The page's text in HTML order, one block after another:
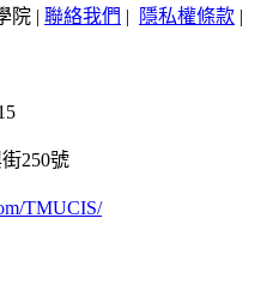
院 | 聯絡我們 | 隱私權條款 |
250號
TMUCIS/